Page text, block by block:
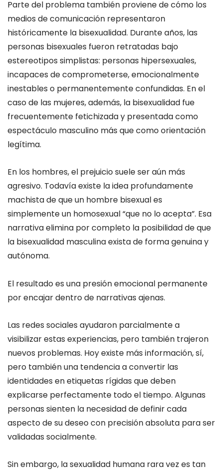
Parte del problema también proviene de cómo los
medios de comunicación representaron
históricamente la bisexualidad. Durante años, las
personas bisexuales fueron retratadas bajo
estereotipos simplistas: personas hipersexuales,
incapaces de comprometerse, emocionalmente
inestables o permanentemente confundidas. En el
caso de las mujeres, además, la bisexualidad fue
frecuentemente fetichizada y presentada como
espectáculo masculino más que como orientación
legítima.
En los hombres, el prejuicio suele ser aún más
agresivo. Todavía existe la idea profundamente
machista de que un hombre bisexual es
simplemente un homosexual “que no lo acepta”. Esa
narrativa elimina por completo la posibilidad de que
la bisexualidad masculina exista de forma genuina y
autónoma.
El resultado es una presión emocional permanente
por encajar dentro de narrativas ajenas.
Las redes sociales ayudaron parcialmente a
visibilizar estas experiencias, pero también trajeron
nuevos problemas. Hoy existe más información, sí,
pero también una tendencia a convertir las
identidades en etiquetas rígidas que deben
explicarse perfectamente todo el tiempo. Algunas
personas sienten la necesidad de definir cada
aspecto de su deseo con precisión absoluta para ser
validadas socialmente.
Sin embargo, la sexualidad humana rara vez es tan